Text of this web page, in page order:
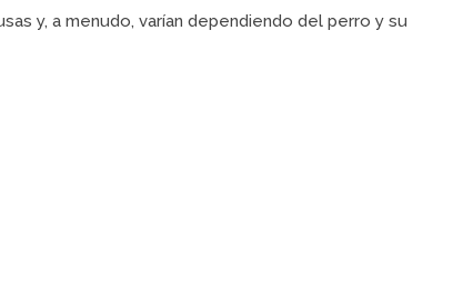
y, a menudo, varían dependiendo del perro y su